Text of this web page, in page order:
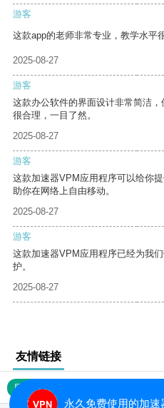
游客
这款app的老师非常专业，教学水平
2025-08-27
游客
这款办公软件的界面设计非常简洁
很合理，一目了然。
2025-08-27
游客
这款加速器VPM应用程序可以给你
助你在网络上自由移动。
2025-08-27
游客
这款加速器VPM应用程序已经为我
护。
2025-08-27
友情链接
网站地图
永久免费使用的加速